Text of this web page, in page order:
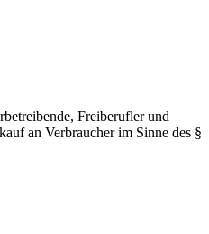
Freiberufler und
an Verbraucher im Sinne des §